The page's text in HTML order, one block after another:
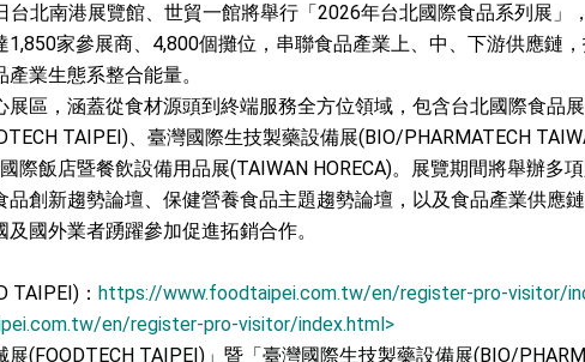
創5大歷史性突破 總統強調將以3大面向加速臺灣經濟轉型升級 籲請立院
稅15%且不疊加 我輸美2072項產品豁免對等關稅
出：自由世界 需要台灣，團結合作方能守護繁榮
記者會 說明臺美合作三大戰略方向 盼與民主夥伴共同引領 下一個世代的
專訪，闡述印太安全局勢，籲深化台印尼半導體供應鏈合作
台北南港展覽館、世貿一館將舉行「2026年台北國際食品系列展」
1,850家參展商、4,800個攤位，串聯食品產業上、中、下游供應鏈
業生態系整合能量。
展區，涵蓋從食材源頭到終端服務全方位領域，包含台北國際食品
TAIPEI)、臺灣國際生技製藥設備展(BIO/PHARMATECH
際飯店暨餐飲設備用品展(TAIWAN HORECA)。展覽期間將舉辦多
品創新趨勢論壇、保健營養食品主題趨勢論壇，以及食品產業供應
國外業者踴躍參加促進拓銷合作。
TAIPEI)： https://www.foodtaipei.com.tw/en/register-pro-visitor/
en/register-pro-visitor/index.html>
(FOODTECH TAIPEI)」暨「臺灣國際生技製藥設備展(BIO/